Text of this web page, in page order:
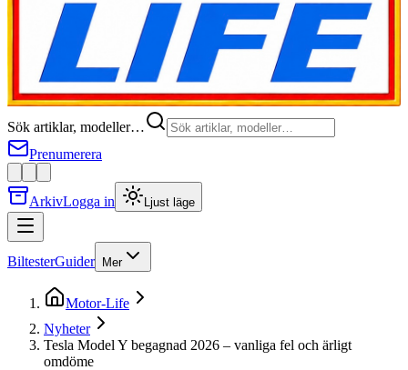
Sök artiklar, modeller…
Prenumerera
ArkivLogga in Ljust läge
BiltesterGuider Mer
Motor-Life
Nyheter
Tesla Model Y begagnad 2026 – vanliga fel och ärligt
omdöme